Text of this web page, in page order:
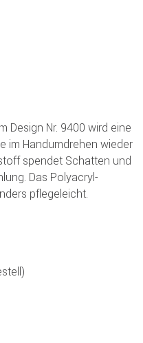
Design Nr. 9400 wird eine
im Handumdrehen wieder
spendet Schatten und
Das Polyacryl-
pflegeleicht.